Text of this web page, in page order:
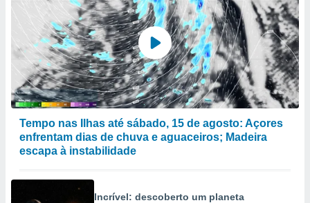
Tempo nas Ilhas até sábado, 15 de agosto: Açores
enfrentam dias de chuva e aguaceiros; Madeira
escapa à instabilidade
Incrível: descoberto um planeta